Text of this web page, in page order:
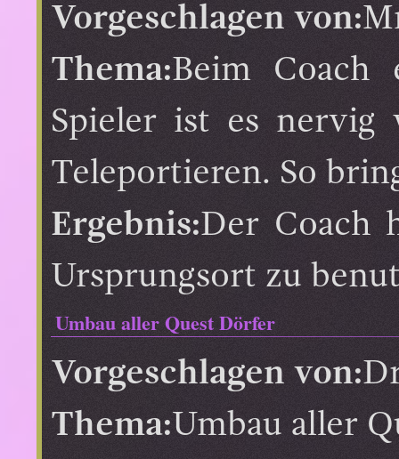
Vorgeschlagen von:
Thema:Beim
Spieler ist es nervig
Teleportieren. So
Ergebnis:Der Coach
Ursprungsort zu
Umbau aller Quest Dörfer
Vorgeschlagen von:
Thema:Umbau aller